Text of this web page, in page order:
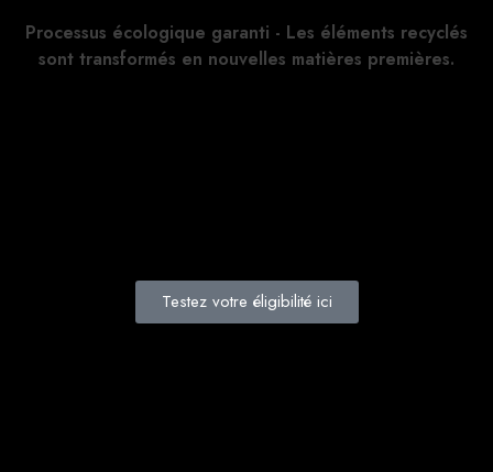
Processus écologique garanti - Les éléments recyclés
sont transformés en nouvelles matières premières.
Testez votre éligibilité ici